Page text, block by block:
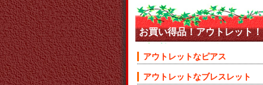
お買い得品！アウトレット！
アウトレットなピアス
アウトレットなブレスレット